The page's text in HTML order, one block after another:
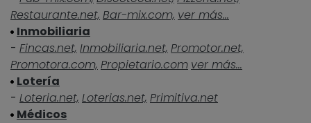
Restaurante.net, Bar-mix.com, ver más...
Inmobiliaria
- Fincas.net, Inmobiliaria.net, Promotor.net,
Promotora.com, Propietario.com ver más...
Lotería
- Loteria.net, Loterias.net, Primitiva.net
Médicos